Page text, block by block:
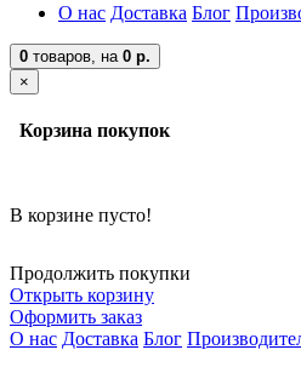
О нас Доставка Блог
0 товаров, на 0 р.
×
Корзина покупок
В корзине пусто!
Продолжить покупки
Открыть корзину
Оформить заказ
О нас Доставка Блог